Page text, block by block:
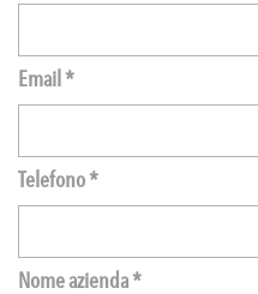
Email *
Telefono *
Nome azienda *